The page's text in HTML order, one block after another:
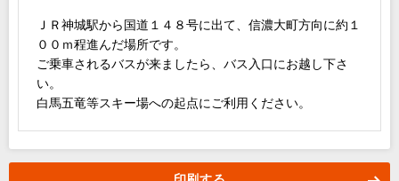
ＪＲ神城駅から国道１４８号に出て、信濃大町方向に約１
００ｍ程進んだ場所です。
ご乗車されるバスが来ましたら、バス入口にお越し下さ
い。
白馬五竜等スキー場への起点にご利用ください。